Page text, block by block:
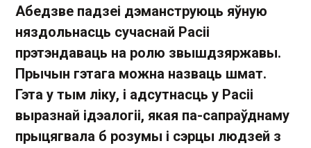
Абедзве падзеі дэманструюць яўную
няздольнасць сучаснай Расіі
прэтэндаваць на ролю звышдзяржавы.
Прычын гэтага можна назваць шмат.
Гэта у тым ліку, і адсутнасць у Расіі
выразнай ідэалогіі, якая па-сапраўднаму
прыцягвала б розумы і сэрцы людзей з